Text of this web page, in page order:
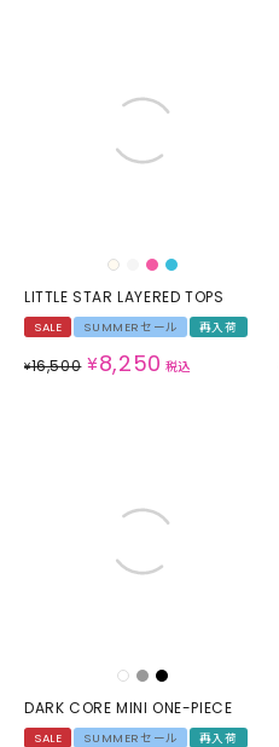
LITTLE STAR LAYERED TOPS
SALE SUMMERセール 再入荷
¥16,500 ¥8,250 税込
DARK CORE MINI ONE-PIECE
SALE SUMMERセール 再入荷